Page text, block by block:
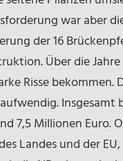
war aber
der 16
Über die
Risse bekommen.
Insgesamt
7,5 Millionen Euro.
Landes und der